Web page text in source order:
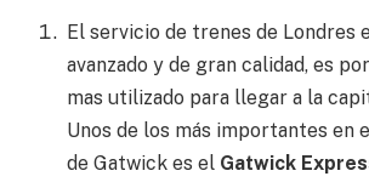
El servicio de trenes de Londres
avanzado y de gran calidad, es
mas utilizado para llegar a la
Unos de los más importantes en
de Gatwick es el Gatwick